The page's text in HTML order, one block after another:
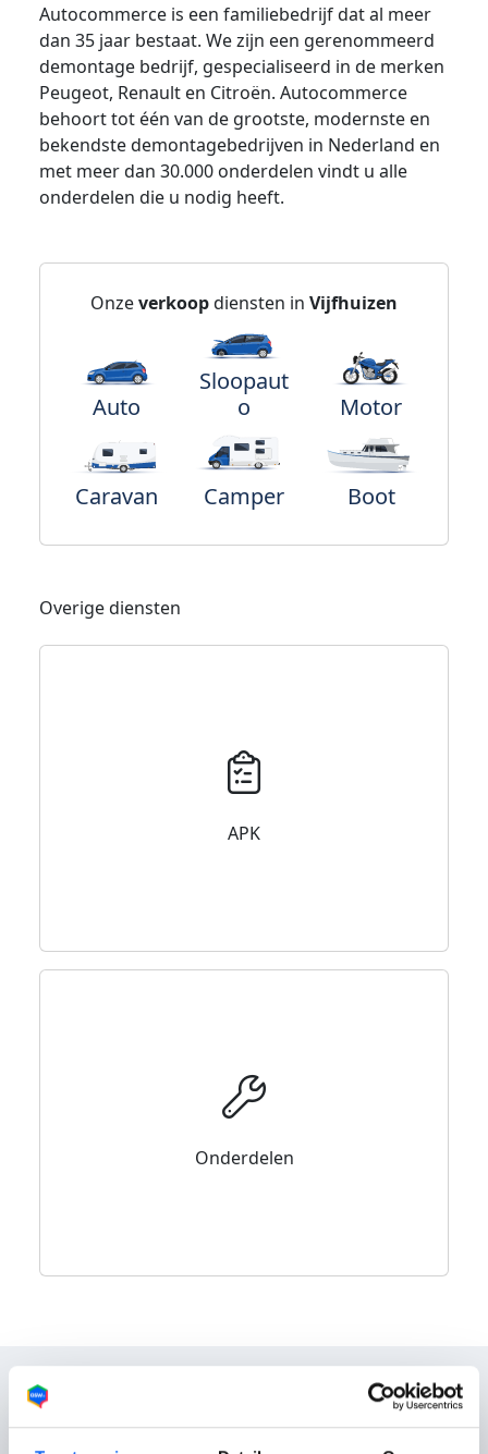
Autocommerce is een familiebedrijf dat al meer
dan 35 jaar bestaat. We zijn een gerenommeerd
demontage bedrijf, gespecialiseerd in de merken
Peugeot, Renault en Citroën. Autocommerce
behoort tot één van de grootste, modernste en
bekendste demontagebedrijven in Nederland en
met meer dan 30.000 onderdelen vindt u alle
onderdelen die u nodig heeft.
Onzeverkoopdiensten in Vijfhuizen
Auto
Sloopaut
o
Motor
Caravan Camper Boot
Overige diensten
APK
Onderdelen